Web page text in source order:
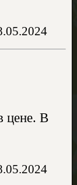
цене. В